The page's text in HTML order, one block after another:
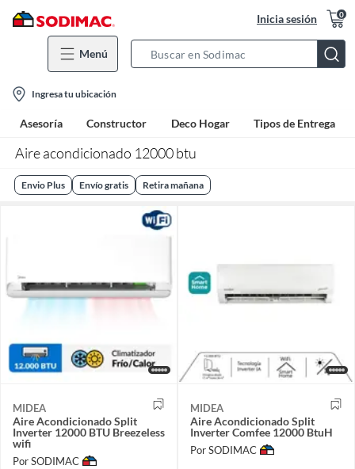
Inicia sesión 0
Menú
Bar
location-
icon
Ingresa tu ubicación
Asesoría Constructor Deco Hogar Tipos de Entrega
Aire acondicionado 12000 btu
Envio Plus Envío gratis Retira mañana
MIDEA
Aire Acondicionado Split
Inverter 12000 BTU Breezeless
wifi
Por SODIMAC
MIDEA
Aire Acondicionado Split
Inverter Comfee 12000 BtuH
Por SODIMAC